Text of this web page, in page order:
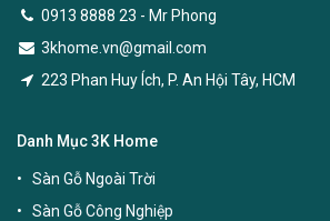
0913 8888 23 - Mr Phong
3khome.vn@gmail.com
223 Phan Huy Ích, P. An Hội Tây, HCM
Danh Mục 3K Home
Sàn Gỗ Ngoài Trời
Sàn Gỗ Công Nghiệp